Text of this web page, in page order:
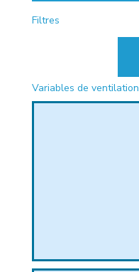
Filtres
Variables de ventilation